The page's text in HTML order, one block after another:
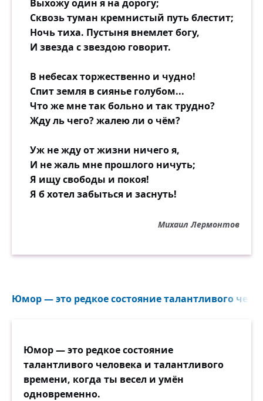
Выхожу один я на дорогу;
Сквозь туман кремнистый путь блестит;
Ночь тиха. Пустыня внемлет богу,
И звезда с звездою говорит.
В небесах торжественно и чудно!
Спит земля в сиянье голубом...
Что же мне так больно и так трудно?
Жду ль чего? жалею ли о чём?
Уж не жду от жизни ничего я,
И не жаль мне прошлого ничуть;
Я ищу свободы и покоя!
Я б хотел забыться и заснуть!
Михаил Лермонтов
Юмор — это редкое состояние талантливого
Юмор — это редкое состояние
талантливого человека и талантливого
времени, когда ты весел и умён
одновременно.